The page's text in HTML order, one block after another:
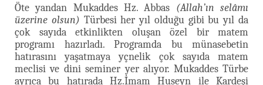
Öte yandan Mukaddes Hz. Abbas (Allah’ın selâmı
üzerine olsun) Türbesi her yıl olduğu gibi bu yıl da
çok sayıda etkinlikten oluşan özel bir matem
programı hazırladı. Programda bu münasebetin
hatırasını yaşatmaya yçnelik çok sayıda matem
meclisi ve dini seminer yer alıyor. Mukaddes Türbe
ayrıca bu hatırada Hz.İmam Huseyn ile Kardeşi